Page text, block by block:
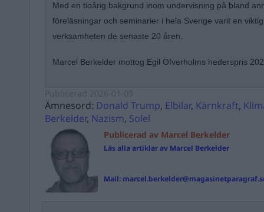
Med en tioårig bakgrund inom undervisning på bland
föreläsningar och seminarier i hela Sverige varit en
verksamheten de senaste 20 åren.
Marcel Berkelder mottog Egil Öfverholms hederspris
Ämnesord: Donald Trump, Elbilar, Kärnkraft,
Berkelder, Nazism, Solel
Publicerad av Marcel Berkelder
Läs alla artiklar av Marcel Berkelder
Mail: